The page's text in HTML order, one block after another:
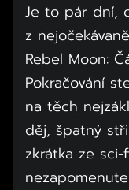
Je to pár dní,
z
Rebel Moon:
Pokračování
na těch
děj, špatný
zkrátka ze sci-